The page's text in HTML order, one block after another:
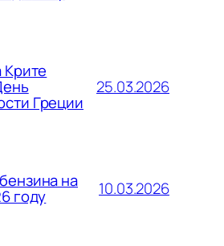
Крите
Греции
25.03.2026
на
году 10.03.2026